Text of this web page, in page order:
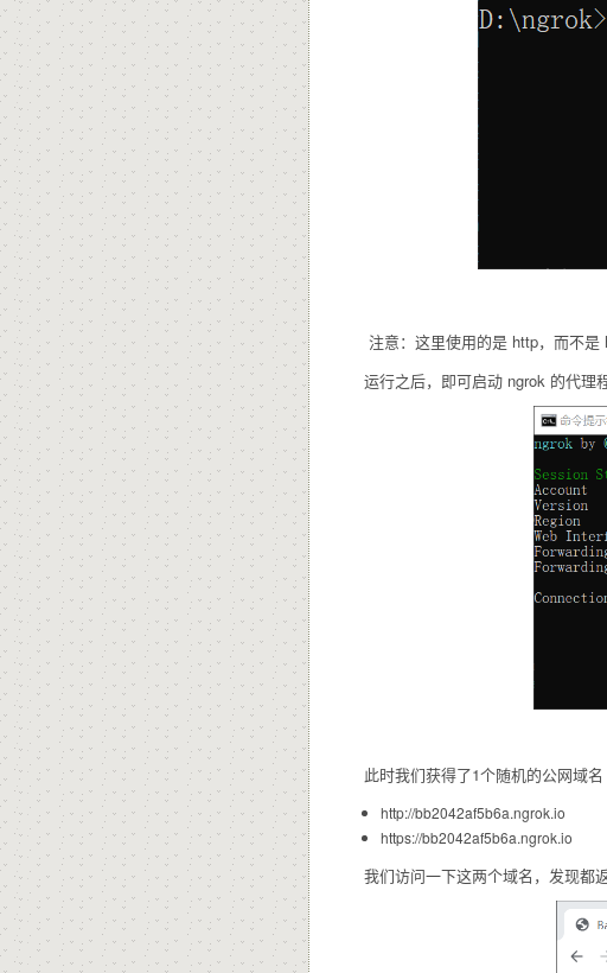
注意：这里使用的是 http，而不是
运行之后，即可启动 ngrok 的代理程
此时我们获得了1个随机的公网域名
http://bb2042af5b6a.ngrok.io
https://bb2042af5b6a.ngrok.io
我们访问一下这两个域名，发现都返